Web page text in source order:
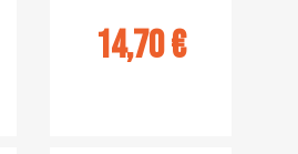
14,70 €